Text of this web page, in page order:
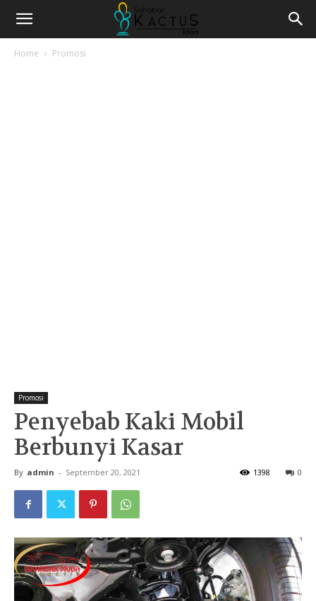
Home Promosi
Promosi
Penyebab Kaki Mobil
Berbunyi Kasar
By admin - September 20, 2021 0
1398